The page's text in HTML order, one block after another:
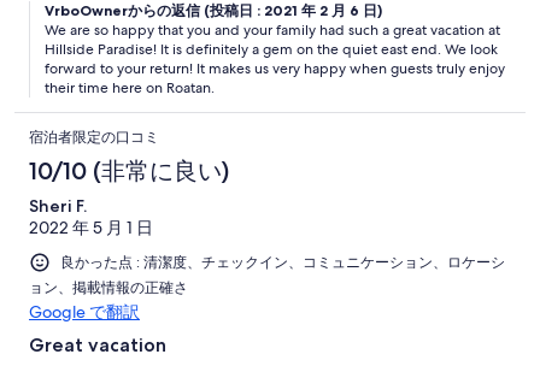
Once arriving on the property we were met by Ty the
groundskeeper. He was a huge asset to this rental. Not only did
he help with any questions or assistance we needed but was
nice enough to take our oldest son out fishing multiple times on
our trip! We became very close with him over our stay and
call or message away for anything we needed. They were very
responsive and helpful through our trip. I feel the need to
emphasize about all of them as no matter how great a rental is if
you can’t get ahold of someone when there’s an issue it can
make or break your trip. We will most definitely be back and
would love to stay at this property again. The fishing there was
amazing! My son caught 13 different species of fish during our
stay. The snorkeling right out front is amazing as well and Ty will
show you exactly where to go to see the best fish and the reef.
The neighborhood was safe. Never once did we feel unsafe at
VrboOwnerからの返信 (投稿日 : 2021 年 2 月 6 日)
We are so happy that you and your family had such a great vacation at
Hillside Paradise! It is definitely a gem on the quiet east end. We look
forward to your return! It makes us very happy when guests truly enjoy
their time here on Roatan.
宿泊者限定の口コミ
10/10 (非常に良い)
Sheri F.
2022 年 5 月 1 日
良かった点 : 清潔度、チェックイン、コミュニケーション、ロケーシ
ョン、掲載情報の正確さ
Google で翻訳
Great vacation